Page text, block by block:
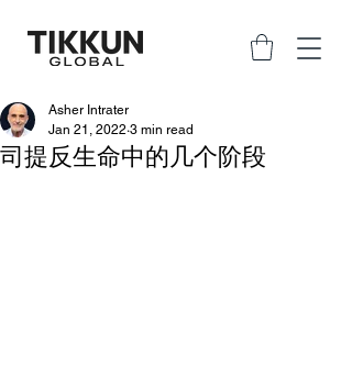
司提反生命中的几个阶段
Asher Intrater
Jan 21, 2022 3 min read